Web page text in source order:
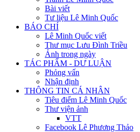
Bài viết
Tư liệu Lê Minh Quốc
BÁO CHÍ
Lê Minh Quốc viết
Thư mục Lưu Đình Triều
Ảnh trong ngày
TÁC PHẨM - DƯ LUẬN
Phỏng vấn
Nhận định
THÔNG TIN CÁ NHÂN
Tiêu điểm Lê Minh Quốc
Thư viện ảnh
VTT
Facebook Lê Phương Thảo